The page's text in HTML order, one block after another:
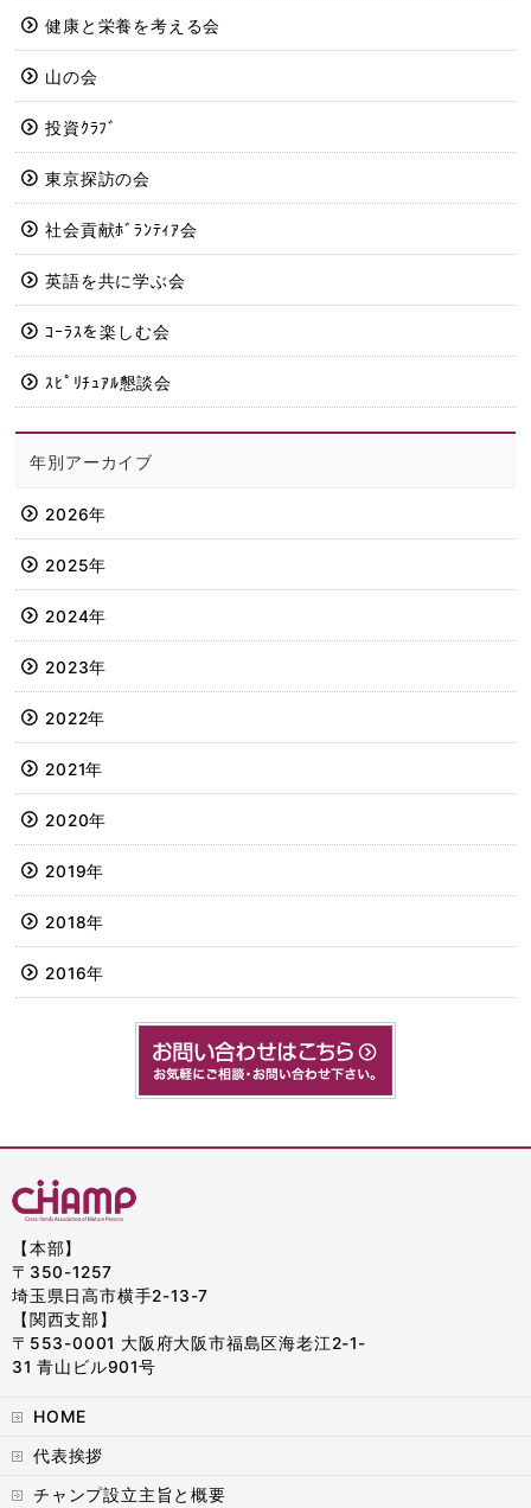
健康と栄養を考える会
山の会
投資ｸﾗﾌﾞ
東京探訪の会
社会貢献ﾎﾞﾗﾝﾃｨｱ会
英語を共に学ぶ会
ｺｰﾗｽを楽しむ会
ｽﾋﾟﾘﾁｭｱﾙ懇談会
年別アーカイブ
2026年
2025年
2024年
2023年
2022年
2021年
2020年
2019年
2018年
2016年
【本部】
〒350-1257
埼玉県日高市横手2-13-7
【関西支部】
〒553-0001 大阪府大阪市福島区海老江2-1-
31 青山ビル901号
HOME
代表挨拶
チャンプ設立主旨と概要